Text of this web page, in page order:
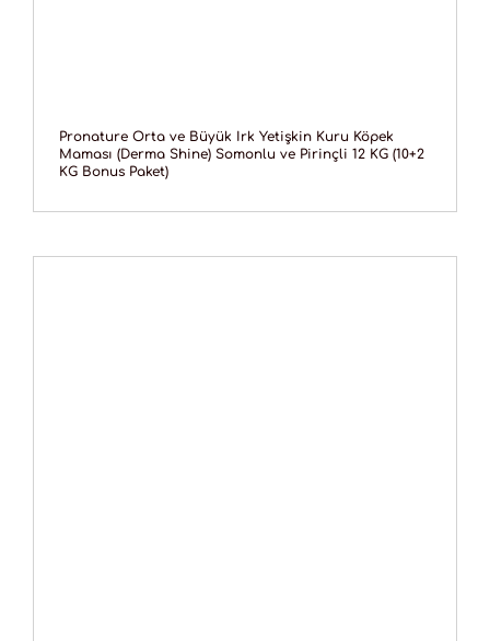
Pronature Orta ve Büyük Irk Yetişkin Kuru Köpek
Maması (Derma Shine) Somonlu ve Pirinçli 12 KG (10+2
KG Bonus Paket)